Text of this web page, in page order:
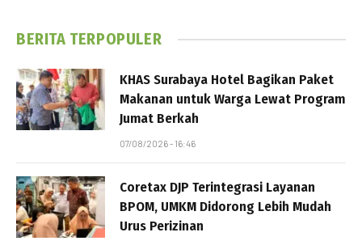
BERITA TERPOPULER
KHAS Surabaya Hotel Bagikan Paket
Makanan untuk Warga Lewat Program
Jumat Berkah
07/08/2026 - 16:46
Coretax DJP Terintegrasi Layanan
BPOM, UMKM Didorong Lebih Mudah
Urus Perizinan